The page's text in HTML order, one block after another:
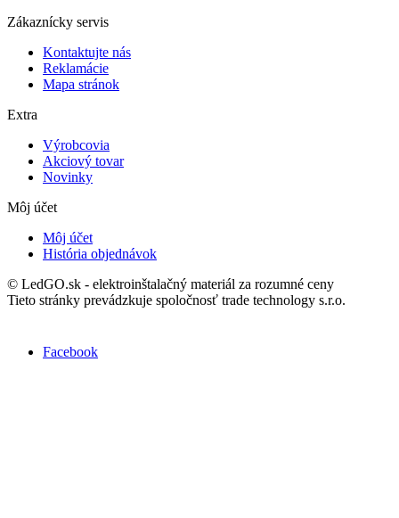
Zákaznícky servis
Kontaktujte nás
Reklamácie
Mapa stránok
Extra
Výrobcovia
Akciový tovar
Novinky
Môj účet
Môj účet
História objednávok
© LedGO.sk - elektroinštalačný materiál za rozumné ceny
Tieto stránky prevádzkuje spoločnosť trade technology s.r.o.
Facebook